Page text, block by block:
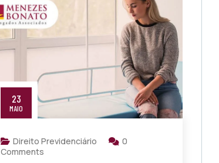
23
MAIO
Direito Previdenciário
0
Comments